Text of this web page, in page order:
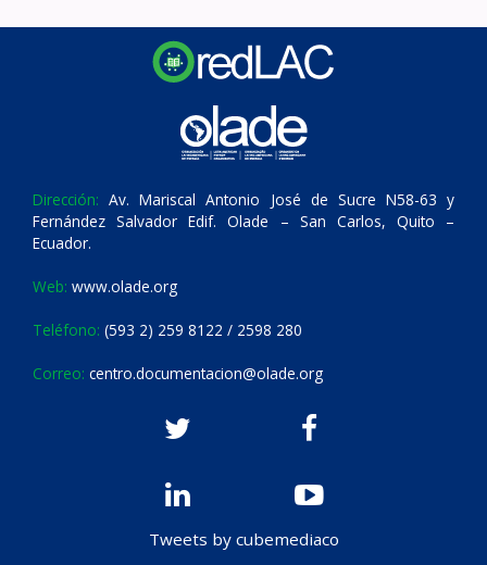
Dirección: Av. Mariscal Antonio José de Sucre N58-63 y
Fernández Salvador Edif. Olade – San Carlos, Quito –
Ecuador.
Web: www.olade.org
Teléfono: (593 2) 259 8122 / 2598 280
Correo: centro.documentacion@olade.org
Tweets by cubemediaco